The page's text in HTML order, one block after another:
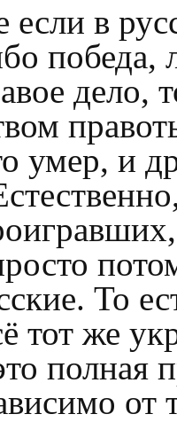
если в
победа,
дело,
умер, и
То
тот же
полная